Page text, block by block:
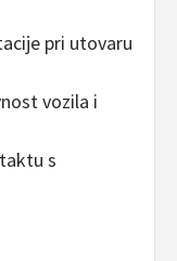
pri utovaru
vozila i
s